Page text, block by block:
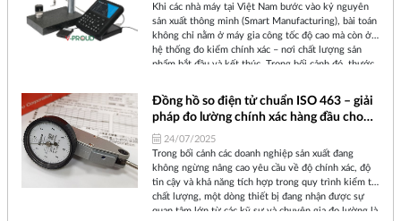
Khi các nhà máy tại Việt Nam bước vào kỷ nguyên
sản xuất thông minh (Smart Manufacturing), bài toán
không chỉ nằm ở máy gia công tốc độ cao mà còn ở
hệ thống đo kiểm chính xác – nơi chất lượng sản
phẩm bắt đầu và kết thúc. Trong bối cảnh đó, thước
cao điện tử cao cấp của TESA Technology (Thụy Sĩ) –
đang trở thành một phần không thể thiếu trong
chiến lược kiểm soát chất lượng của các doanh
nghiệp cơ khí tiên tiến.
Đồng hồ so điện tử chuẩn ISO 463 – giải
pháp đo lường chính xác hàng đầu cho
nhà máy hiện đại
24/07/2025
Trong bối cảnh các doanh nghiệp sản xuất đang
không ngừng nâng cao yêu cầu về độ chính xác, độ
tin cậy và khả năng tích hợp trong quy trình kiểm tra
chất lượng, một dòng thiết bị đang nhận được sự
quan tâm lớn từ các kỹ sư và chuyên gia đo lường là